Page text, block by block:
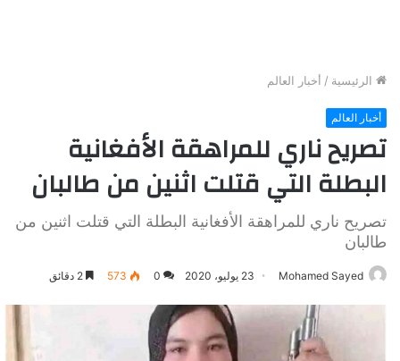
الرئيسية / أخبار العالم
أخبار العالم
تصريح ناري للمراهقة الأفغانية
البطلة التي قتلت اثنين من طالبان
تصريح ناري للمراهقة الأفغانية البطلة التي قتلت اثنين من
طالبان
Mohamed Sayed 23 يوليو، 2020 0
573